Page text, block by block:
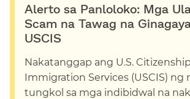
Alerto sa Panloloko: Mga
Scam na Tawag na
USCIS​​
Nakatanggap ang U.S.
Immigration Services (USCIS) ng
tungkol sa mga indibidwal na